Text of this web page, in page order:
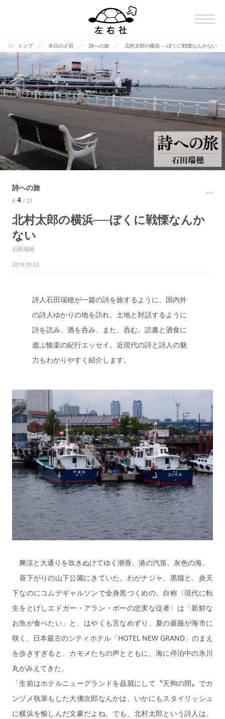
トップ 本日の〆切 詩への旅 北村太郎の横浜──ぼくに戦慄なんかない
詩への旅
# 4 / 27
北村太郎の横浜──ぼくに戦慄なんか
ない
石田瑞穂
2019.09.02
詩人石田瑞穂が一篇の詩を旅するように、国内外
の詩人ゆかりの地を訪れ、土地と対話するように
詩を読み、酒を呑み、また、呑む。読書と酒食に
遊ぶ愉楽の紀行エッセイ。近現代の詩と詩人の魅
力もわかりやすく紹介します。
爽涼と大通りを吹きぬけてゆく潮香、港の汽笛、灰色の海。
昼下がりの山下公園にきていた。わがナジャ、黒猫と。炎天
下なのにコムデギャルソンで全身黒づくめの、自称〈現代に転
生をとげしエドガー・アラン・ポーの忠実な従者〉は「新鮮な
お魚が食べたい」と、はやくも舌なめずり。夏の薔薇が海市に
咲く、日本最古のシティホテル「HOTEL NEW GRAND」のまえ
を歩きすぎると、カモメたちの声とともに、海に停泊中の氷川
丸がみえてきた。
「生前はホテルニューグランドを贔屓にして〝天狗の間〟でカ
ンヅメ執筆もした大佛次郎なんかは、いかにもスタイリッシュ
に横浜を愉しんだ文豪だよね。でも、北村太郎という詩人は、